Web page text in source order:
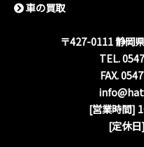
〒427-0111 静岡
TEL.
FAX.
[営業時間]
[定休日
⾞の買取